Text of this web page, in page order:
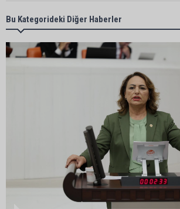
AOSB’de üniversite-
gerçekleştirildi
CHP Adana’da ilçe
netleşiyor
Adana Büyükşehir Yaz
çocuk sporla buluştu
Beşiktaş dosyasında iki
Utku Caner Çaykara
Bu Kategorideki Diğer Haberler